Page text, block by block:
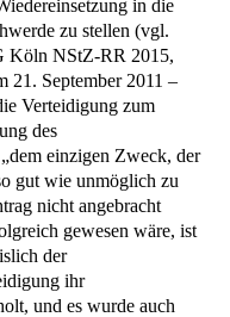
in die
zu stellen (vgl.
Köln NStZ-RR 2015,
21. September 2011 –
Verteidigung zum
des
einzigen Zweck, der
gut wie unmöglich zu
nicht angebracht
gewesen wäre, ist
der
ihr
und es wurde auch